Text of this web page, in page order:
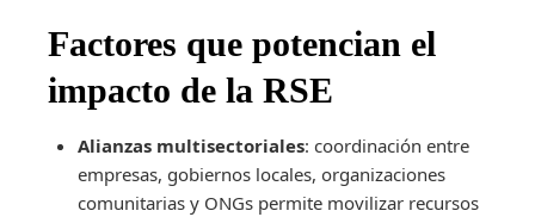
Factores que potencian el
impacto de la RSE
Alianzas multisectoriales: coordinación entre
empresas, gobiernos locales, organizaciones
comunitarias y ONGs permite movilizar recursos